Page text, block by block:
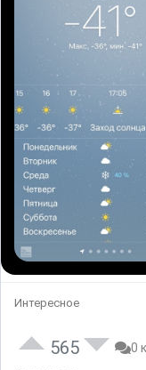
Интересное
565 0